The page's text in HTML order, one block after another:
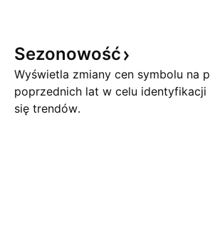
Sezonowość
Wyświetla zmiany cen symbolu na
poprzednich lat w celu
się trendów.